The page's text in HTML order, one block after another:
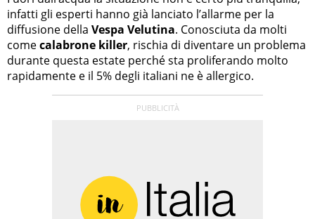
infatti gli esperti hanno già lanciato l’allarme per la
diffusione della Vespa Velutina. Conosciuta da molti
comecalabrone killer, rischia di diventare un problema
durante questa estate perché sta proliferando molto
rapidamente e il 5% degli italiani ne è allergico.